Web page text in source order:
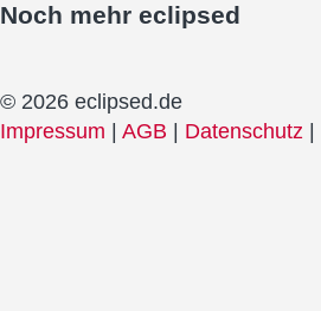
Noch mehr eclipsed
© 2026 eclipsed.de
Impressum
AGB Datenschutz